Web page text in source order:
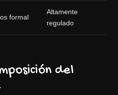
formal
Altamente
regulado
del